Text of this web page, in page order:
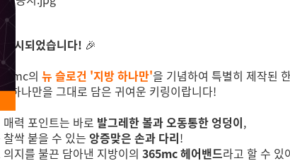
시되었습니다! 🎉
의 뉴 슬로건 '지방 하나만'을 기념하여 특별히 제작된
하나만을 그대로 담은 귀여운 키링이랍니다!
력 포인트는 바로 발그레한 볼과 오동통한 엉덩이,
싹 붙을 수 있는 앙증맞은 손과 다리!
지를 불끈 담아낸 지방이의 365mc 헤어밴드라고 할 수 있